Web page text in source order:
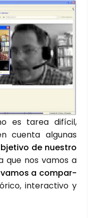
es tarea difí­cil,
cuen­ta algu­nas
de nues­tro
que nos vamos a
vamos a com­par­
inter­ac­ti­vo y